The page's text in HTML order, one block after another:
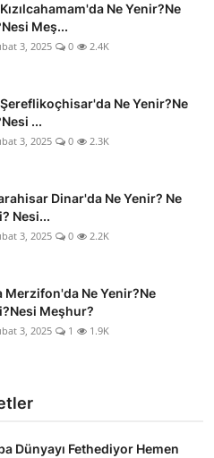
Ne Yenir?Ne
Meş...
3, 2025 0 2.4K
Ne Yenir?Ne
...
3, 2025 0 2.3K
Dinar'da Ne Yenir? Ne
Nesi...
3, 2025 0 2.2K
Merzifon'da Ne Yenir?Ne
Meşhur?
3, 2025 1 1.9K
Dünyayı Fethediyor Hemen